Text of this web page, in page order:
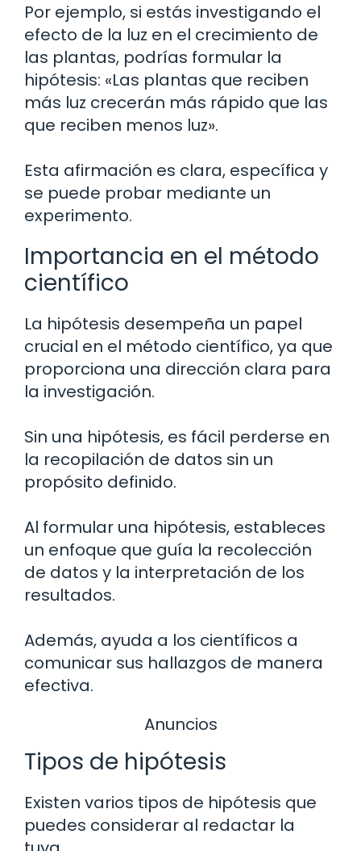
Por ejemplo, si estás investigando el
efecto de la luz en el crecimiento de
las plantas, podrías formular la
hipótesis: «Las plantas que reciben
más luz crecerán más rápido que las
que reciben menos luz».
Esta afirmación es clara, específica y
se puede probar mediante un
experimento.
Importancia en el método
científico
La hipótesis desempeña un papel
crucial en el método científico, ya que
proporciona una dirección clara para
la investigación.
Sin una hipótesis, es fácil perderse en
la recopilación de datos sin un
propósito definido.
Al formular una hipótesis, estableces
un enfoque que guía la recolección
de datos y la interpretación de los
resultados.
Además, ayuda a los científicos a
comunicar sus hallazgos de manera
efectiva.
Anuncios
Tipos de hipótesis
Existen varios tipos de hipótesis que
puedes considerar al redactar la